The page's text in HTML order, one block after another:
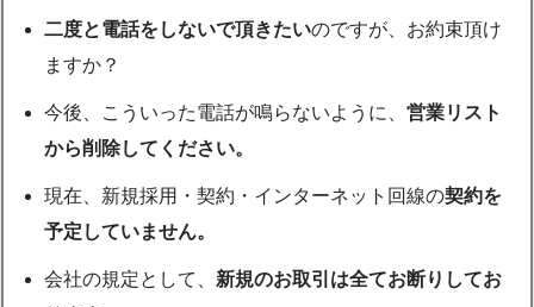
二度と電話をしないで頂きたいのですが、お約束頂け
ますか？
今後、こういった電話が鳴らないように、営業リスト
から削除してください。
現在、新規採用・契約・インターネット回線の契約を
予定していません。
会社の規定として、 新規のお取引は全てお断りしてお